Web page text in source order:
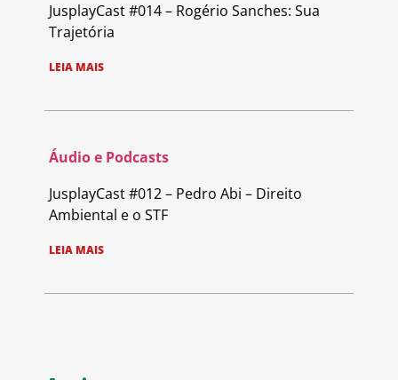
JusplayCast #014 – Rogério Sanches: Sua
Trajetória
LEIA MAIS
Áudio e Podcasts
JusplayCast #012 – Pedro Abi – Direito
Ambiental e o STF
LEIA MAIS